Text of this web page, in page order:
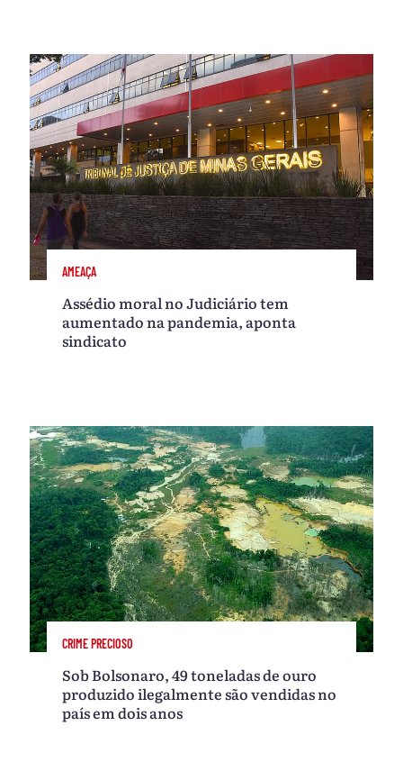
AMEAÇA
Assédio moral no Judiciário tem
aumentado na pandemia, aponta
sindicato
CRIME PRECIOSO
Sob Bolsonaro, 49 toneladas de ouro
produzido ilegalmente são vendidas no
país em dois anos